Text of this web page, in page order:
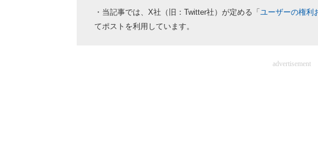
・当記事では、X社（旧：Twitter社）が定める「 ユーザーの権利
てポストを利用しています。
advertisement